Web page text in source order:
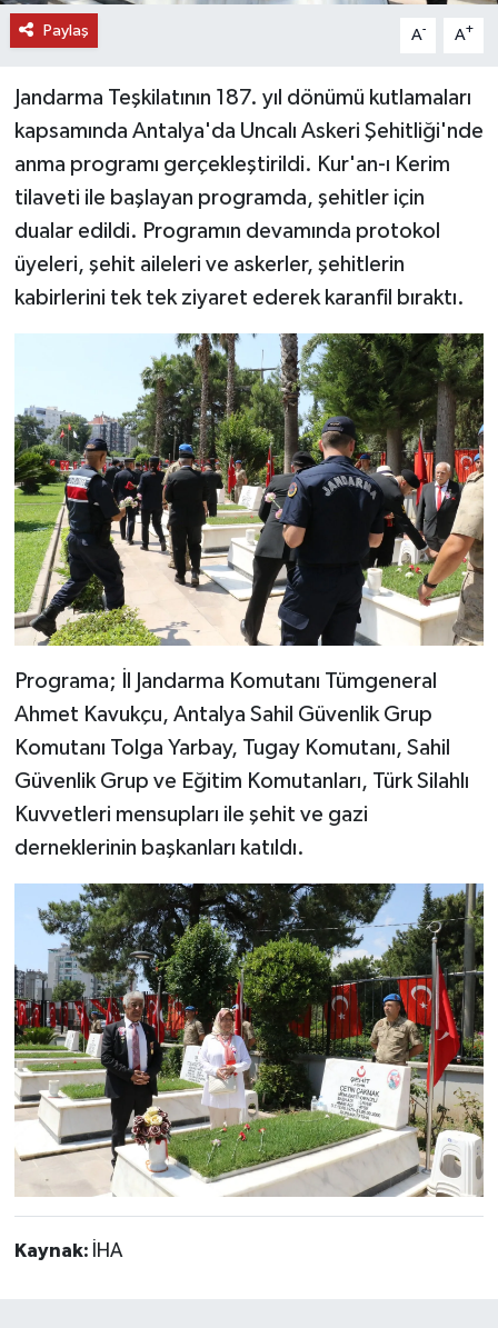
Paylaş A- A+
Jandarma Teşkilatının 187. yıl dönümü kutlamaları
kapsamında Antalya'da Uncalı Askeri Şehitliği'nde
anma programı gerçekleştirildi. Kur'an-ı Kerim
tilaveti ile başlayan programda, şehitler için
dualar edildi. Programın devamında protokol
üyeleri, şehit aileleri ve askerler, şehitlerin
kabirlerini tek tek ziyaret ederek karanfil bıraktı.
Programa; İl Jandarma Komutanı Tümgeneral
Ahmet Kavukçu, Antalya Sahil Güvenlik Grup
Komutanı Tolga Yarbay, Tugay Komutanı, Sahil
Güvenlik Grup ve Eğitim Komutanları, Türk Silahlı
Kuvvetleri mensupları ile şehit ve gazi
derneklerinin başkanları katıldı.
Kaynak: İHA
RÖPORTAJ
VİDEO HABERLER
YAZARLAR
RESMİ İLAN
MAGAZİN